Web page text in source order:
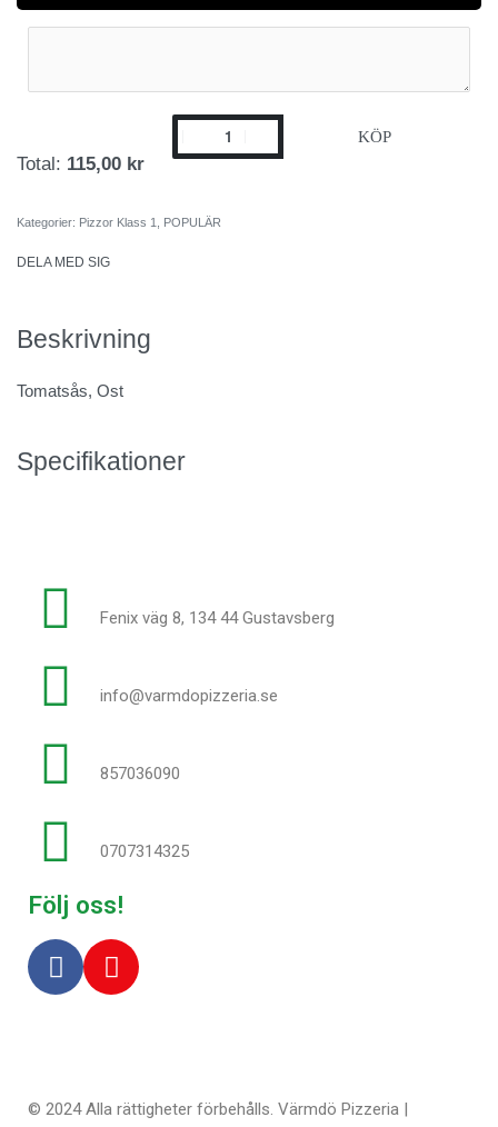
Total: 115,00 kr
KÖP
Kategorier: Pizzor Klass 1 POPULÄR
DELA MED SIG
Beskrivning
Tomatsås, Ost
Specifikationer
Fenix väg 8, 134 44 Gustavsberg
info@varmdopizzeria.se
857036090
0707314325
Följ oss!
© 2024 Alla rättigheter förbehålls. Värmdö Pizzeria |